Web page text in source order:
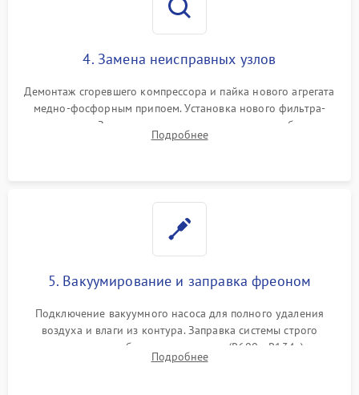
4. Замена неисправных узлов
Демонтаж сгоревшего компрессора и пайка нового агрегата
медно-фосфорным припоем. Установка нового фильтра-
осушителя. Замена изношенных вентиляторов обдува,
сломанных заслонок или поврежденных дверных петель.
Подробнее
5. Вакуумирование и заправка фреоном
Подключение вакуумного насоса для полного удаления
воздуха и влаги из контура. Заправка системы строго
дозированным объемом хладагента (R600a, R134a) по
электронным весам. Контроль рабочего давления в системе.
Подробнее